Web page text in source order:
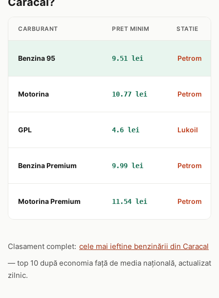
CARBURANT PRET MINIM STATIE
Benzina 95 9.51 lei Petrom
Motorina 10.77 lei Petrom
GPL 4.6 lei Lukoil
Benzina Premium 9.99 lei Petrom
Motorina Premium 11.54 lei Petrom
Clasament complet: cele mai ieftine benzinării din Caracal
— top 10 după economia față de media națională, actualizat
zilnic.